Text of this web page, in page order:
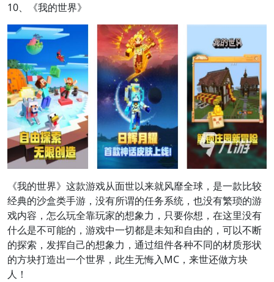
10、《我的世界》
《我的世界》这款游戏从面世以来就风靡全球，是一款比较
经典的沙盒类手游，没有所谓的任务系统，也没有繁琐的游
戏内容，怎么玩全靠玩家的想象力，只要你想，在这里没有
什么是不可能的，游戏中一切都是未知和自由的，可以不断
的探索，发挥自己的想象力，通过组件各种不同的材质形状
的方块打造出一个世界，此生无悔入MC，来世还做方块
人！